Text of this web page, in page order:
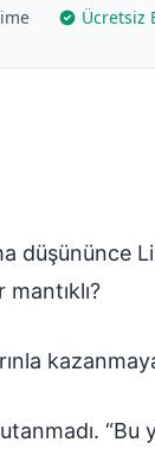
Ücretsiz
düşününce
“Bu